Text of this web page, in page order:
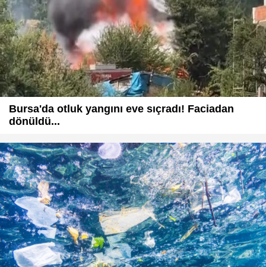
Bursa'da otluk yangını eve sıçradı! Faciadan
dönüldü...